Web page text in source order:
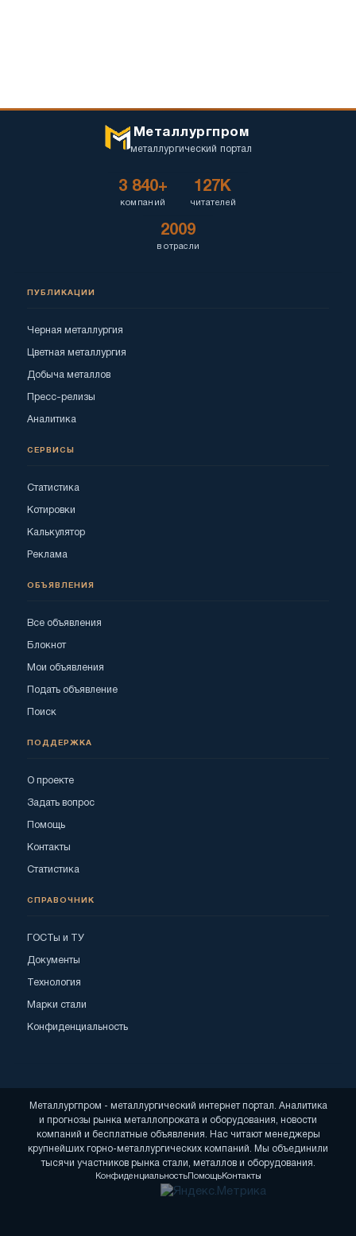
Металлургпром
металлургический портал
3 840+
компаний
127K
читателей
2009
в отрасли
ПУБЛИКАЦИИ
Черная металлургия
Цветная металлургия
Добыча металлов
Пресс-релизы
Аналитика
СЕРВИСЫ
Статистика
Котировки
Калькулятор
Реклама
ОБЪЯВЛЕНИЯ
Все объявления
Блокнот
Мои объявления
Подать объявление
Поиск
ПОДДЕРЖКА
О проекте
Задать вопрос
Помощь
Контакты
Статистика
СПРАВОЧНИК
ГОСТы и ТУ
Документы
Технология
Марки стали
Конфиденциальность
Металлургпром - металлургический интернет портал. Аналитика
и прогнозы рынка металлопроката и оборудования, новости
компаний и бесплатные объявления. Нас читают менеджеры
крупнейших горно-металлургических компаний. Мы объединили
тысячи участников рынка стали, металлов и оборудования.
КонфиденциальностьПомощьКонтакты